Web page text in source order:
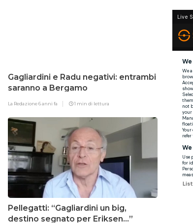
Gagliardini e Radu negativi: entrambi
saranno a Bergamo
La Redazione6 anni fa 1 min di lettura
Pellegatti: “Gagliardini un big,
destino segnato per Eriksen…”